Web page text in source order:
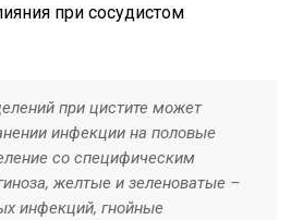
при сосудистом
при цистите может
инфекции на половые
со специфическим
желтые и зеленоватые –
инфекций, гнойные